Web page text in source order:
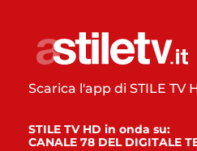
Scarica l'app di STILE TV
STILE TV HD in onda su:
CANALE 78 DEL DIGITALE